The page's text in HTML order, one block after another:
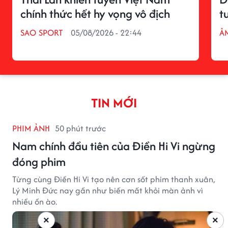
chính thức hết hy vọng vô địch
SAO SPORT 05/08/2026 - 22:44
TIN MỚI
PHIM ẢNH 50 phút trước
Nam chính đầu tiên của Điền Hi Vi ngừng
đóng phim
Từng cùng Điền Hi Vi tạo nên cơn sốt phim thanh xuân,
Lý Minh Đức nay gần như biến mất khỏi màn ảnh vì
nhiều ồn ào.
×
×